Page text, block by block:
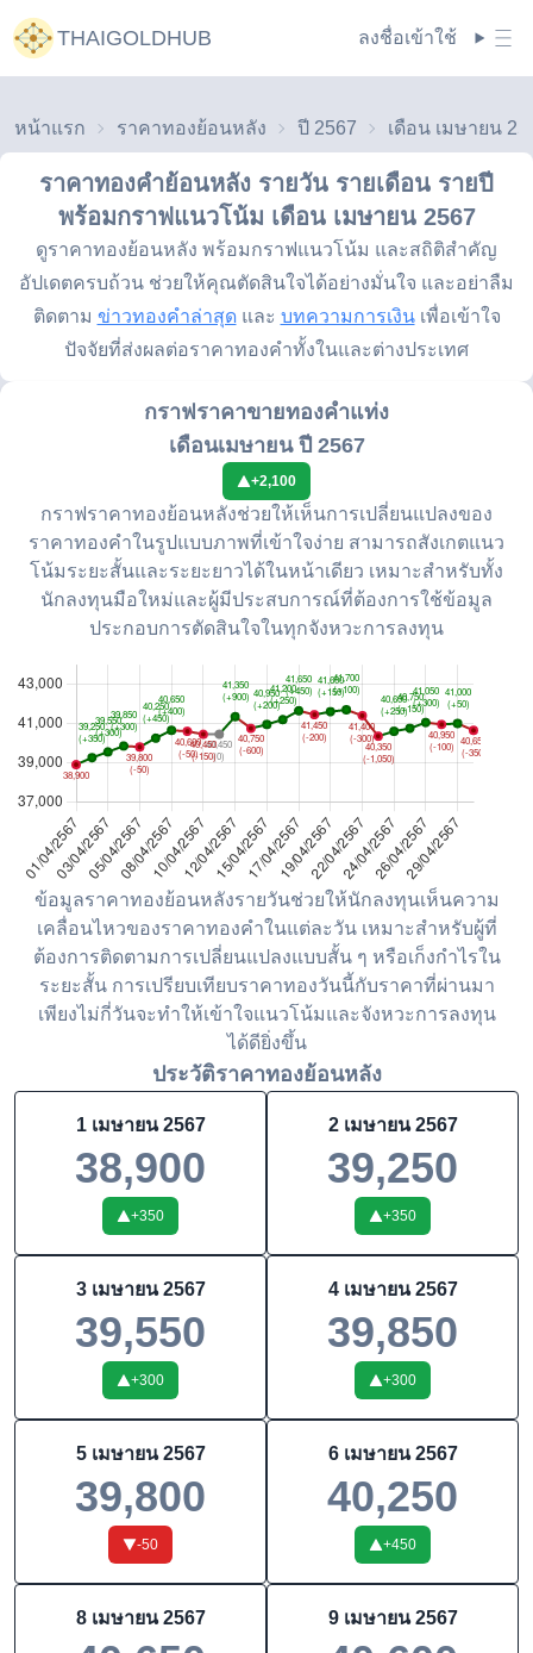
THAIGOLDHUB ลงชื่อเข้าใช้
หน้าแรก ราคาทองย้อนหลัง ปี 2567 เดือน เมษายน
ราคาทองคำย้อนหลัง รายวัน รายเดือน รายปี
พร้อมกราฟแนวโน้ม เดือน เมษายน 2567
ดูราคาทองย้อนหลัง พร้อมกราฟแนวโน้ม และสถิติสำคัญ
อัปเดตครบถ้วน ช่วยให้คุณตัดสินใจได้อย่างมั่นใจ และอย่าลืม
ติดตาม ข่าวทองคำล่าสุด และ บทความการเงิน เพื่อเข้าใจ
ปัจจัยที่ส่งผลต่อราคาทองคำทั้งในและต่างประเทศ
กราฟราคาขายทองคำแท่ง
เดือนเมษายน ปี 2567
+2,100
กราฟราคาทองย้อนหลังช่วยให้เห็นการเปลี่ยนแปลงของ
ราคาทองคำในรูปแบบภาพที่เข้าใจง่าย สามารถสังเกตแนว
โน้มระยะสั้นและระยะยาวได้ในหน้าเดียว เหมาะสำหรับทั้ง
นักลงทุนมือใหม่และผู้มีประสบการณ์ที่ต้องการใช้ข้อมูล
ประกอบการตัดสินใจในทุกจังหวะการลงทุน
ข้อมูลราคาทองย้อนหลังรายวันช่วยให้นักลงทุนเห็นความ
เคลื่อนไหวของราคาทองคำในแต่ละวัน เหมาะสำหรับผู้ที่
ต้องการติดตามการเปลี่ยนแปลงแบบสั้น ๆ หรือเก็งกำไรใน
ระยะสั้น การเปรียบเทียบราคาทองวันนี้กับราคาที่ผ่านมา
เพียงไม่กี่วันจะทำให้เข้าใจแนวโน้มและจังหวะการลงทุน
ได้ดียิ่งขึ้น
ประวัติราคาทองย้อนหลัง
1 เมษายน 2567
38,900
+350
2 เมษายน 2567
39,250
+350
3 เมษายน 2567
39,550
+300
4 เมษายน 2567
39,850
+300
5 เมษายน 2567
39,800
-50
6 เมษายน 2567
40,250
+450
8 เมษายน 2567 9 เมษายน 2567